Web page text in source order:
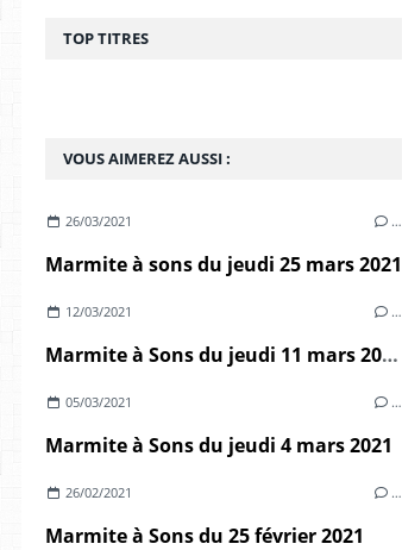
VOUS AIMEREZ AUSSI :
26/03/2021 …
Marmite à sons du jeudi 25 mars 2021
12/03/2021 …
Marmite à Sons du jeudi 11 mars 2021
05/03/2021 …
Marmite à Sons du jeudi 4 mars 2021
26/02/2021 …
Marmite à Sons du 25 février 2021
TOP TITRES